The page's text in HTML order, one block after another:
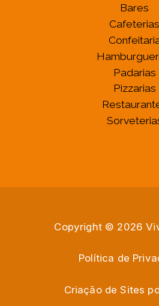
Bares
Cafeterias
Padarias
Pizzarias
Copyright © 2026
Política de
Criação de Sites